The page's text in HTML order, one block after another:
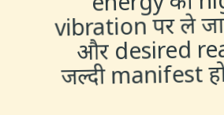
vibration पर ले
और desired
जल्दी manifest